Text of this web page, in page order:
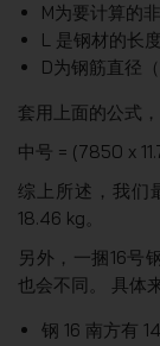
M为要计算的
L 是钢材的长
D为钢筋直径
套用上面的公式
中号 = (7850 x
综上所述，我们
18.46 kg。
另外，一捆16号
也会不同。 具体
钢 16 南方有